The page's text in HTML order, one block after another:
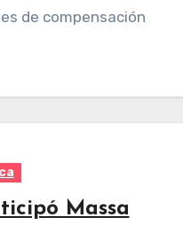
de compensación
Massa